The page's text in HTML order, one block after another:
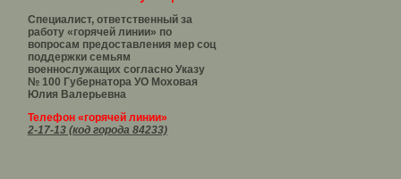
Специалист, ответственный за
работу «горячей линии» по
вопросам предоставления мер соц
поддержки семьям
военнослужащих согласно Указу
№ 100 Губернатора УОМоховая
Юлия Валерьевна
Телефон «горячей линии»
2-17-13 (код города 84233)